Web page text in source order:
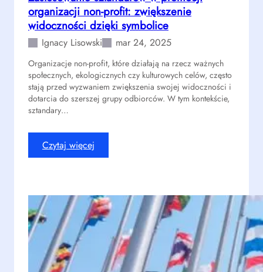
w
o
w
w
o
j
e
r
d
n
i
e
m
a
r
e
t
i
n
u
J
w
y
k
organizacji non-profit: zwiększenie
widoczności dzięki symbolice
Ignacy Lisowski mar 24, 2025
Organizacje non-profit, które działają na rzecz ważnych
społecznych, ekologicznych czy kulturowych celów, często
stają przed wyzwaniem zwiększenia swojej widoczności i
dotarcia do szerszej grupy odbiorców. W tym kontekście,
sztandary…
Czytaj więcej
Z
t
o
s